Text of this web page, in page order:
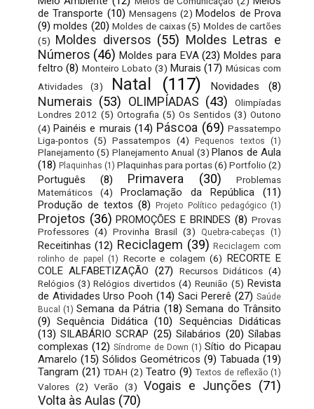
de Transporte (10) Mensagens (2) Modelos de Prova
(9) moldes (20) Moldes de caixas (5) Moldes de cartões
(5) Moldes diversos (55) Moldes Letras e
Números (46) Moldes para EVA (23) Moldes para
feltro (8) Monteiro Lobato (3) Murais (17) Músicas com
Atividades
(3) Natal (117) Novidades (8)
Numerais (53) OLIMPÍADAS (43)
Olimpíadas
Londres 2012 (5) Ortografia (5) Os Sentidos (3) Outono
(4) Painéis e murais (14) Páscoa (69) Passatempo
Liga-pontos (5) Passatempos (4) Pequenos textos (1)
Planejamento (5) Planejamento Anual (3) Planos de Aula
(18) Plaquinhas (1) Plaquinhas para portas(6) Portfolio (2)
Português (8) Primavera (30)
Problemas
Matemáticos
(4) Proclamação da República
(11)
Produção de textos (8) Projeto Político pedagógico (1)
Projetos (36) PROMOÇÕES E BRINDES (8) Provas
Professores (4) Provinha Brasil (3) Quebra-cabeças (1)
Receitinhas (12) Reciclagem (39) Reciclagem com
rolinho de papel
(1) Recorte e colagem (6)
RECORTE E
COLE ALFABETIZAÇÃO (27) Recursos Didáticos (4)
Relógios (3) Relógios divertidos (4) Reunião (5) Revista
de Atividades Urso Pooh (14) Saci Pererê (27) Saúde
Bucal
(1) Semana da Pátria (18) Semana do Trânsito
(9) Sequência Didática (10)
Sequências Didáticas
(13) SILABÁRIO SCRAP (25) Silabários (20) Sílabas
complexas (12) Síndrome de Down (1) Sítio do Picapau
Amarelo (15) Sólidos Geométricos (9) Tabuada (19)
Tangram (21) TDAH (2) Teatro (9) Textos de reflexão (1)
Valores (2) Verão (3) Vogais e Junções (71)
Volta às Aulas (70)